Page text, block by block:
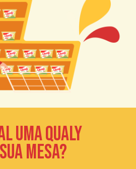
UMA QUALY
MESA?